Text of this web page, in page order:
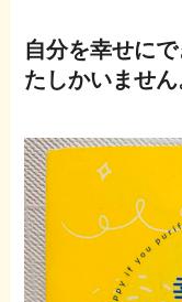
自分を幸せに
たしかいません